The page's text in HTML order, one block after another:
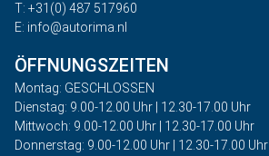
T: +31(0) 487 517960
E: info@autorima.nl
ÖFFNUNGSZEITEN
Montag: GESCHLOSSEN
Dienstag: 9.00-12.00 Uhr | 12.30-17.00 Uhr
Mittwoch: 9.00-12.00 Uhr | 12.30-17.00 Uhr
Donnerstag: 9.00-12.00 Uhr | 12.30-17.00 Uhr